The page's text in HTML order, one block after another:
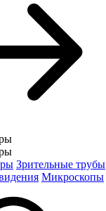
Зрительные трубы
Микроскопы